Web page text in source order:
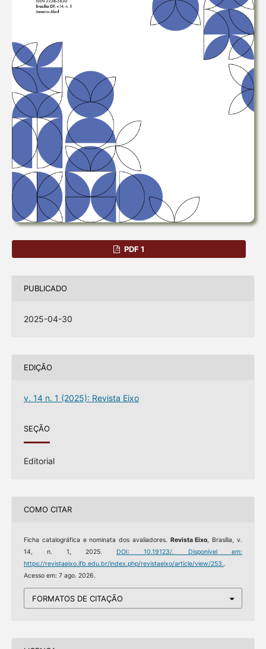
PDF 1
PUBLICADO
2025-04-30
EDIÇÃO
v. 14 n. 1 (2025): Revista Eixo
SEÇÃO
Editorial
COMO CITAR
Ficha catalográfica e nominata dos avaliadores. Revista Eixo, Brasília, v.
14, n. 1, 2025. DOI: 10.19123/. Disponível em:
https://revistaeixo.ifb.edu.br/index.php/revistaeixo/article/view/253..
Acesso em: 7 ago. 2026.
FORMATOS DE CITAÇÃO